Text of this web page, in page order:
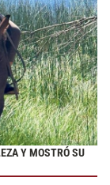
Y MOSTRÓ SU